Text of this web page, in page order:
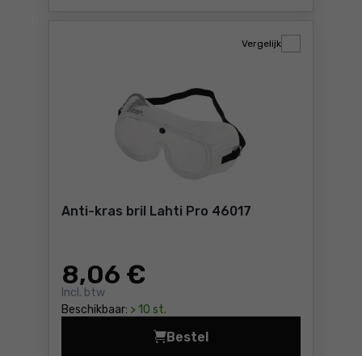
Anti-kras bril Lahti Pro 46017
8,06 €
Incl. btw
Beschikbaar: > 10 st.
Vergelijk
Bestel
Anti-kras bril Lahti Pro